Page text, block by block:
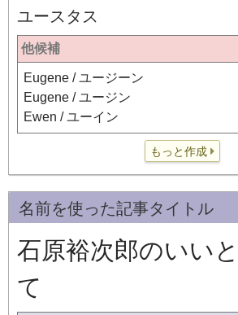
ユースタス
他候補
Eugene / ユージーン
Eugene / ユージン
Ewen / ユーイン
もっと作成
名前を使った記事タイトル
石原裕次郎のいい
て